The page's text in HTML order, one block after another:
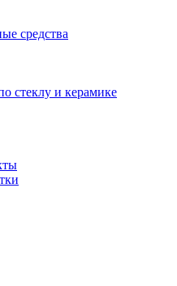
средства
стеклу и керамике